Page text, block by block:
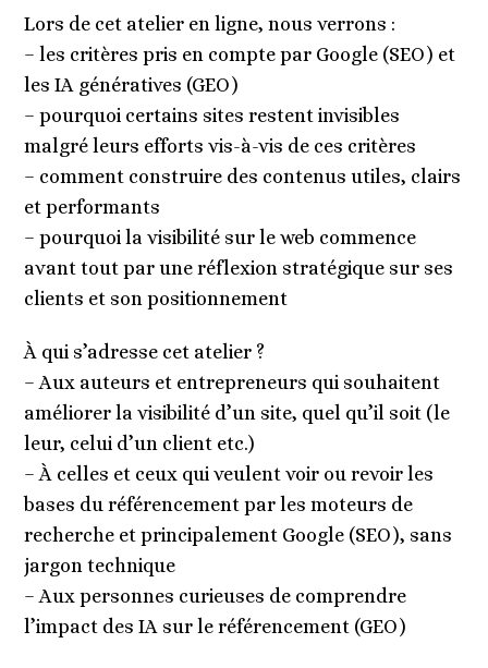
Lors de cet atelier en ligne, nous verrons :
– les critères pris en compte par Google (SEO) et
les IA génératives (GEO)
– pourquoi certains sites restent invisibles
malgré leurs efforts vis-à-vis de ces critères
– comment construire des contenus utiles, clairs
et performants
– pourquoi la visibilité sur le web commence
avant tout par une réflexion stratégique sur ses
clients et son positionnement
À qui s’adresse cet atelier ?
– Aux auteurs et entrepreneurs qui souhaitent
améliorer la visibilité d’un site, quel qu’il soit (le
leur, celui d’un client etc.)
– À celles et ceux qui veulent voir ou revoir les
bases du référencement par les moteurs de
recherche et principalement Google (SEO), sans
jargon technique
– Aux personnes curieuses de comprendre
l’impact des IA sur le référencement (GEO)